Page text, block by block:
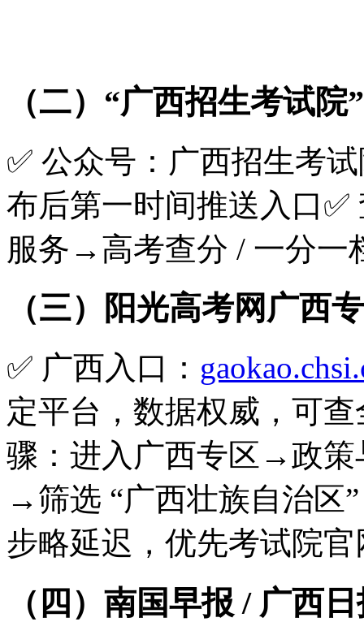
（二）“广西招生考试
✅ 公众号：广西招生考
布后第一时间推送入口
服务→高考查分 / 一分
（三）阳光高考网广西
✅ 广西入口：
定平台，数据权威，可
骤：进入广西专区→政
→筛选 “广西壮族自治区
步略延迟，优先考试院官
（四）南国早报 / 广西